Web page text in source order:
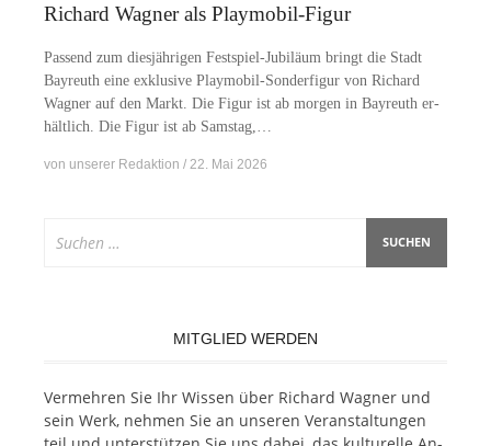
Richard Wagner als Playmobil-Figur
Pas­send zum dies­jäh­ri­gen Fes­t­­spiel-Ju­­bi­lä­um bringt die Stadt
Bay­reuth eine ex­klu­si­ve Play­­mo­­bil-Son­­der­­fi­­gur von Ri­chard
Wag­ner auf den Markt. Die Fi­gur ist ab mor­gen in Bay­reuth er­
hält­lich. Die Fi­gur ist ab Samstag,…
von unserer Redaktion 22. Mai 2026
nach:
MITGLIED WERDEN
Ver­meh­ren Sie Ihr Wis­sen über Ri­chard Wag­ner und
sein Werk, neh­men Sie an un­se­ren Ver­an­stal­tun­gen